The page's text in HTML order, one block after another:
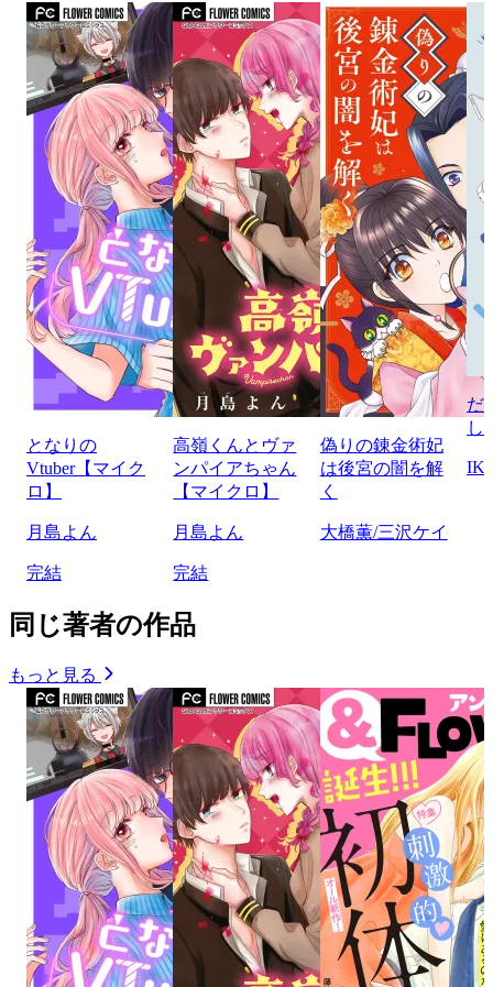
となりの
Vtuber【マイク
ロ】
月島よん
完結
高嶺くんとヴァ
ンパイアちゃん
【マイクロ】
月島よん
完結
偽りの錬金術妃
は後宮の闇を解
く
大橋薫/三沢ケイ
だ
し
同じ著者の作品
もっと見る